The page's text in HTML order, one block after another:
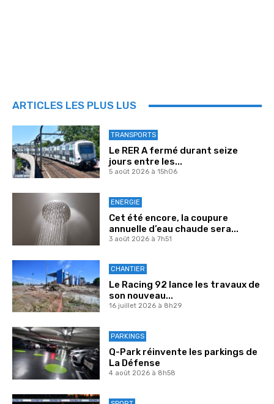
ARTICLES LES PLUS LUS
TRANSPORTS
Le RER A fermé durant seize
jours entre les...
5 août 2026 à 15h06
ENERGIE
Cet été encore, la coupure
annuelle d’eau chaude sera...
3 août 2026 à 7h51
CHANTIER
Le Racing 92 lance les travaux de
son nouveau...
16 juillet 2026 à 8h29
PARKINGS
Q-Park réinvente les parkings de
La Défense
4 août 2026 à 8h58